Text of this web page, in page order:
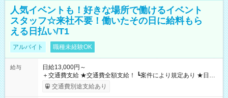
人気イベントも！好きな場所で働けるイベント
スタッフ☆来社不要！働いたその日に給料もら
える日払い/T1
アルバイト 職種未経験OK
給与
日給13,000円～
＋交通費支給 ★交通費全額支給！ ┗案件により規定あり ★日払
いOK！（規定あり） ┗働いたその日に現金GET♪ お仕事後はコ
ンビニATMから 日払い分を引き落とせます！ 【試用期間】試
交通費別途支給あり